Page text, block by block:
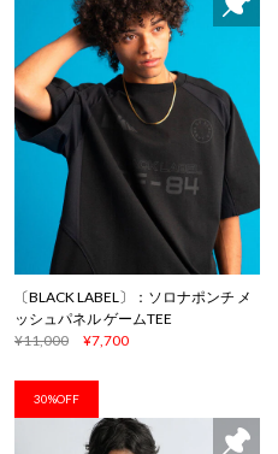
〔BLACK LABEL〕：ソロナポンチ メ
ッシュパネル ゲームTEE
¥11,000
¥7,700
30%OFF